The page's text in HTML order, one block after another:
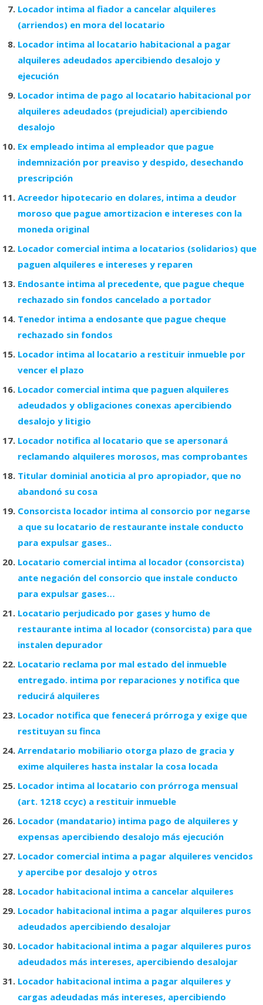
Locador intima al fiador a cancelar alquileres
(arriendos) en mora del locatario
Locador intima al locatario habitacional a pagar
alquileres adeudados apercibiendo desalojo y
ejecución
Locador intima de pago al locatario habitacional por
alquileres adeudados (prejudicial) apercibiendo
desalojo
Ex empleado intima al empleador que pague
indemnización por preaviso y despido, desechando
prescripción
Acreedor hipotecario en dolares, intima a deudor
moroso que pague amortizacion e intereses con la
moneda original
Locador comercial intima a locatarios (solidarios) que
paguen alquileres e intereses y reparen
Endosante intima al precedente, que pague cheque
rechazado sin fondos cancelado a portador
Tenedor intima a endosante que pague cheque
rechazado sin fondos
Locador intima al locatario a restituir inmueble por
vencer el plazo
Locador comercial intima que paguen alquileres
adeudados y obligaciones conexas apercibiendo
desalojo y litigio
Locador notifica al locatario que se apersonará
reclamando alquileres morosos, mas comprobantes
Titular dominial anoticia al pro apropiador, que no
abandonó su cosa
Consorcista locador intima al consorcio por negarse
a que su locatario de restaurante instale conducto
para expulsar gases..
Locatario comercial intima al locador (consorcista)
ante negación del consorcio que instale conducto
para expulsar gases…
Locatario perjudicado por gases y humo de
restaurante intima al locador (consorcista) para que
instalen depurador
Locatario reclama por mal estado del inmueble
entregado. intima por reparaciones y notifica que
reducirá alquileres
Locador notifica que fenecerá prórroga y exige que
restituyan su finca
Arrendatario mobiliario otorga plazo de gracia y
exime alquileres hasta instalar la cosa locada
Locador intima al locatario con prórroga mensual
(art. 1218 ccyc) a restituir inmueble
Locador (mandatario) intima pago de alquileres y
expensas apercibiendo desalojo más ejecución
Locador comercial intima a pagar alquileres vencidos
y apercibe por desalojo y otros
Locador habitacional intima a cancelar alquileres
Locador habitacional intima a pagar alquileres puros
adeudados apercibiendo desalojar
Locador habitacional intima a pagar alquileres puros
adeudados más intereses, apercibiendo desalojar
Locador habitacional intima a pagar alquileres y
cargas adeudadas más intereses, apercibiendo